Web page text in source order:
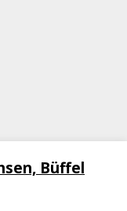
Büffel